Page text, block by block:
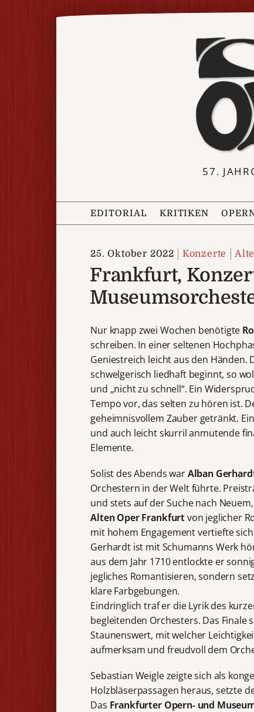
57.
EDITORIAL KRITIKEN
25. Oktober 2022 Konzerte
Frankfurt,
Nur knapp zwei Wochen benötigte
schreiben. In einer seltenen
Geniestreich leicht aus den Händen.
schwelgerisch liedhaft beginnt, so
und „nicht zu schnell“. Ein
Tempo vor, das selten zu hören ist.
geheimnisvollem Zauber getränkt.
und auch leicht skurril anmutende
Elemente.
Solist des Abends warAlban
Orchestern in der Welt führte.
und stets auf der Suche nach
Alten Oper Frankfurtvon jeglicher
mit hohem Engagement vertiefte
Gerhardt ist mit Schumanns Werk
aus dem Jahr 1710 entlockte er
jegliches Romantisieren, sondern
klare Farbgebungen.
Eindringlich traf er die Lyrik des
begleitenden Orchesters. Das
Staunenswert, mit welcher
aufmerksam und freudvoll dem
Sebastian Weigle zeigte sich als
Holzbläserpassagen heraus, setzte
Das Frankfurter Opern- und